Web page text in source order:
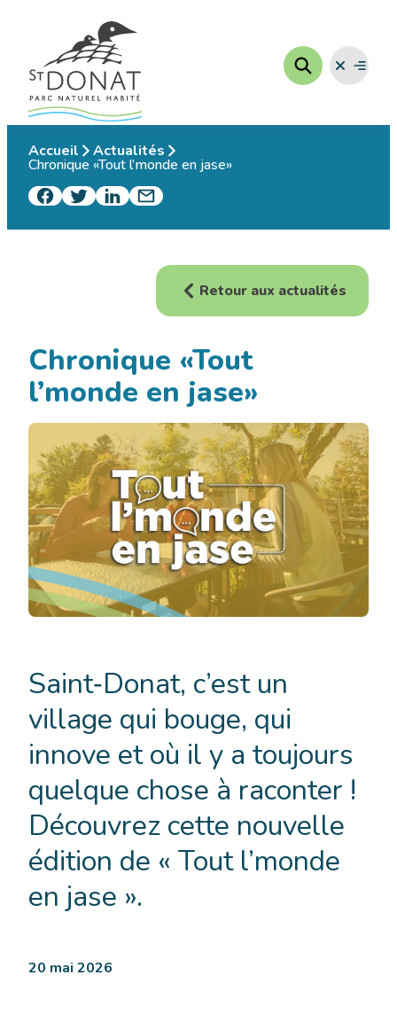
contenu
Fermer
le
Ouvrir
le
Accueil Actualités
Chronique «Tout l’monde en jase»
Retour aux actualités
Chronique «Tout
l’monde en jase»
l’monde
jase»
Saint‑Donat, c’est un
village qui bouge, qui
innove et où il y a toujours
quelque chose à raconter !
Découvrez cette nouvelle
édition de « Tout l’monde
en jase ».
20 mai 2026